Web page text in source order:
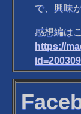
で、興味
感想編は
https://